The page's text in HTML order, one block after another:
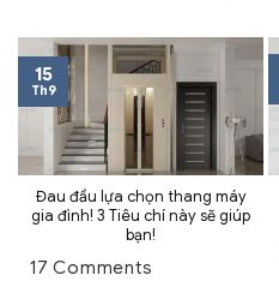
Đau đầu lựa chọn thang máy
gia đình! 3 Tiêu chí này sẽ giúp
bạn!
17 Comments
15
Th9